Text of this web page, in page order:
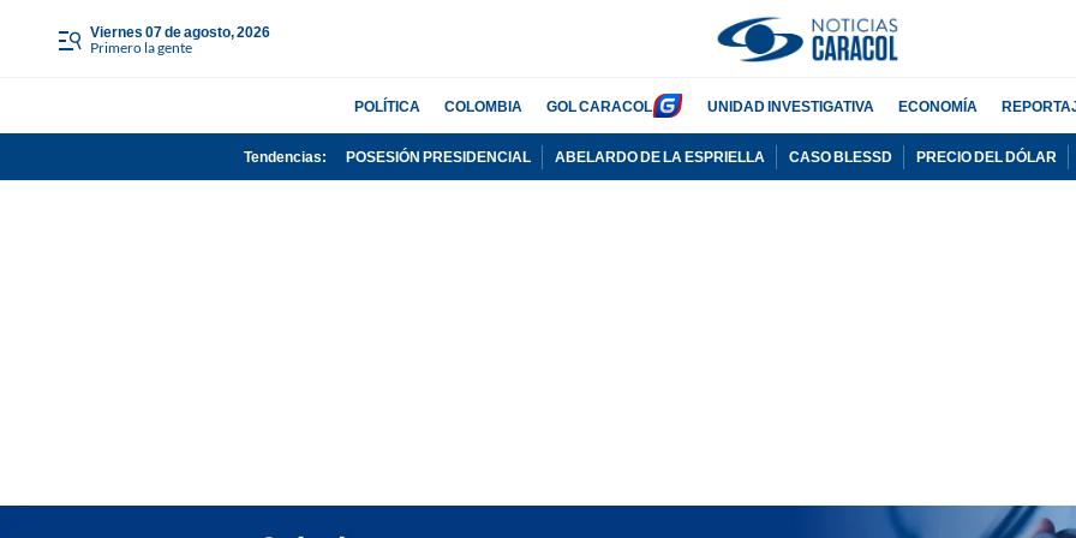
viernes 07 de agosto, 2026
Primero la gente
POLÍTICA COLOMBIA GOL CARACOL UNIDAD INVESTIGATIVA ECONOMÍA
Tendencias: POSESIÓN PRESIDENCIAL ABELARDO DE LA ESPRIELLA CASO BLESSD PRECIO DEL DÓLAR